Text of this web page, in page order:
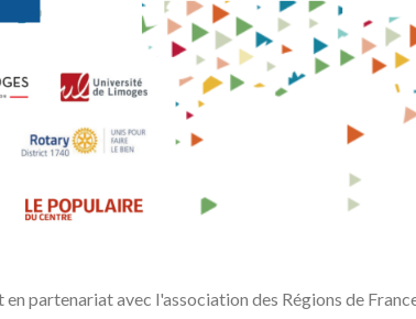
partenariat avec l'association des Régions de